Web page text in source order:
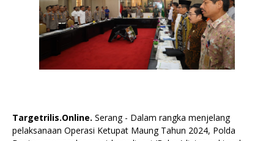
Targetrilis.Online. Serang - Dalam rangka menjelang
pelaksanaan Operasi Ketupat Maung Tahun 2024, Polda